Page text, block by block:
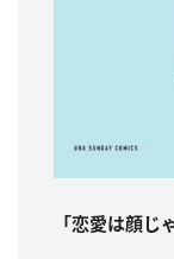
「恋愛は顔